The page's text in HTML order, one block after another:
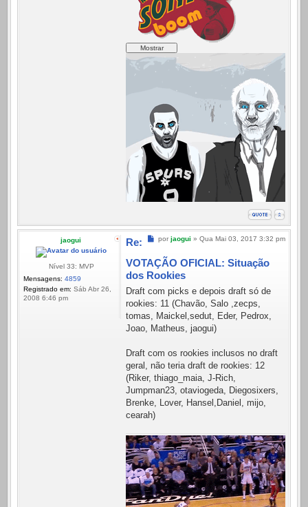
jaogui
Nível 33: MVP
Mensagens: 4859
Registrado em: Sáb Abr 26,
2008 6:46 pm
Mensagem
por jaogui » Qua Mai 03, 2017 3:32 pm
Re:
VOTAÇÃO OFICIAL: Situação
dos Rookies
Draft com picks e depois draft só de
rookies: 11 (Chavão, Salo ,zecps,
tomas, Maickel,sedut, Eder, Pedrox,
Joao, Matheus, jaogui)
Draft com os rookies inclusos no draft
geral, não teria draft de rookies: 12
(Riker, thiago_maia, J-Rich,
Jumpman23, otaviogeda, Diegosixers,
Brenke, Lover, Hansel,Daniel, mijo,
cearah)